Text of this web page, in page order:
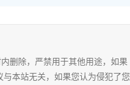
删除，严禁用于其他用途，如果
本站无关，如果您认为侵犯了您